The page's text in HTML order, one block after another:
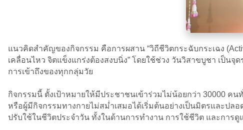
แนวคิดสำคัญของกิจกรรม คือการผสาน “วิถีชีวิตกระฉับกระเฉง
เคลื่อนไหว จิตแข็งแกร่งต้องสงบนิ่ง” โดยใช้ช่วง วันวิสาขบูชา เป็น
การเข้าถึงของทุกกลุ่มวัย
กิจกรรมนี้ ตั้งเป้าหมายให้มีประชาชนเข้าร่วมไม่น้อยกว่า 30000 คน
หรือผู้มีกิจกรรมทางกายไม่สม่ำเสมอได้เริ่มต้นอย่างเป็นมิตรและปล
ปรับใช้ในชีวิตประจำวัน ทั้งในด้านการทำงาน การใช้ชีวิต และการ